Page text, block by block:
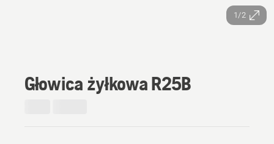
1/2
Głowica żyłkowa R25B